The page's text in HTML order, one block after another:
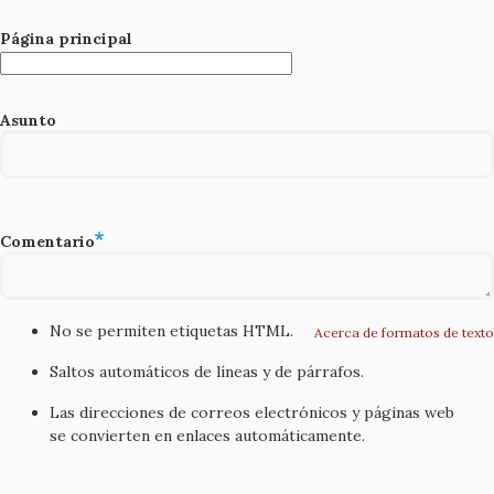
Página principal
Asunto
Comentario
Acerca de formatos de texto
No se permiten etiquetas HTML.
Saltos automáticos de líneas y de párrafos.
Las direcciones de correos electrónicos y páginas web
se convierten en enlaces automáticamente.